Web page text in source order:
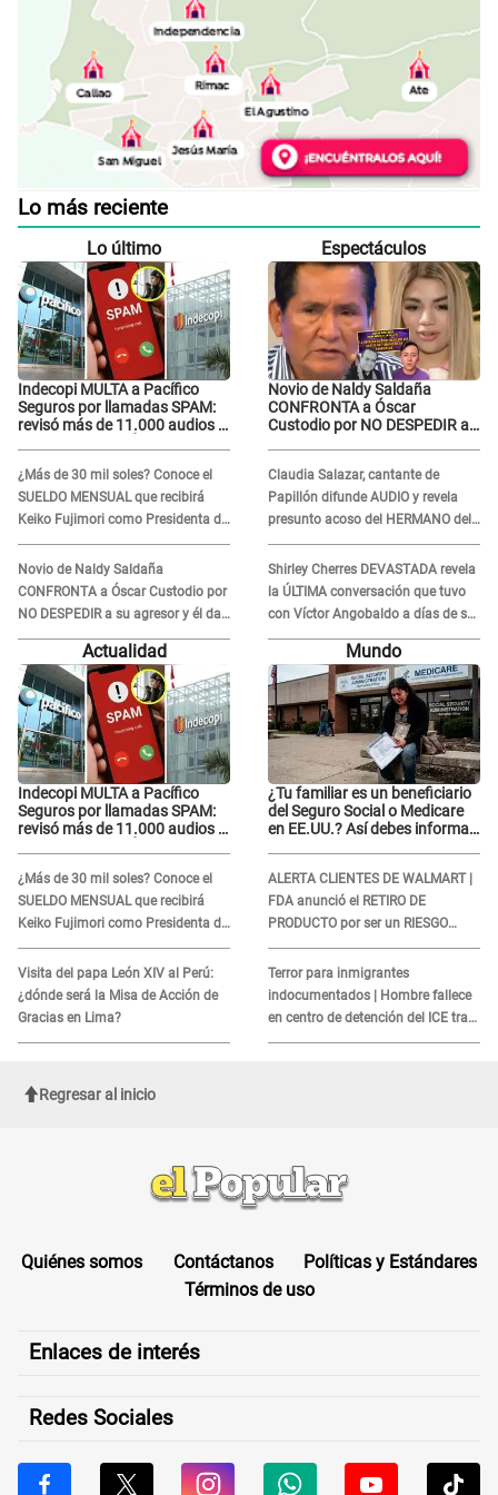
Lo más reciente
Lo último
Indecopi MULTA a Pacífico
Seguros por llamadas SPAM:
revisó más de 11.000 audios y
¿Más de 30 mil soles? Conoce el
SUELDO MENSUAL que recibirá
Keiko Fujimori como Presidenta de
la República
Novio de Naldy Saldaña
CONFRONTA a Óscar Custodio por
NO DESPEDIR a su agresor y él da
INDIGNANTE respuesta: "Nadie me
dice qué hacer"
Espectáculos
Novio de Naldy Saldaña
CONFRONTA a Óscar
Custodio por NO DESPEDIR a
"Nadie me dice qué hacer"
Claudia Salazar, cantante de
Papillón difunde AUDIO y revela
presunto acoso del HERMANO del
director musical de La Bella Luz:
"Me quedé asustada, en shock"
Shirley Cherres DEVASTADA revela
la ÚLTIMA conversación que tuvo
con Víctor Angobaldo a días de su
inesperada partida: "Hace dos
Actualidad
Indecopi MULTA a Pacífico
Seguros por llamadas SPAM:
revisó más de 11.000 audios y
¿Más de 30 mil soles? Conoce el
SUELDO MENSUAL que recibirá
Keiko Fujimori como Presidenta de
la República
Visita del papa León XIV al Perú:
¿dónde será la Misa de Acción de
Gracias en Lima?
Mundo
¿Tu familiar es un beneficiario
del Seguro Social o Medicare
en EE.UU.? Así debes informar
ALERTA CLIENTES DE WALMART |
FDA anunció el RETIRO DE
PRODUCTO por ser un RIESGO
MORTAL para consumidores: ¿Cuál
es?
Terror para inmigrantes
indocumentados | Hombre fallece
en centro de detención del ICE tras
sufrir una "emergencia médica"
Regresar al inicio
Quiénes somos Contáctanos
Políticas y Estándares
Términos de uso
Enlaces de interés
Redes Sociales